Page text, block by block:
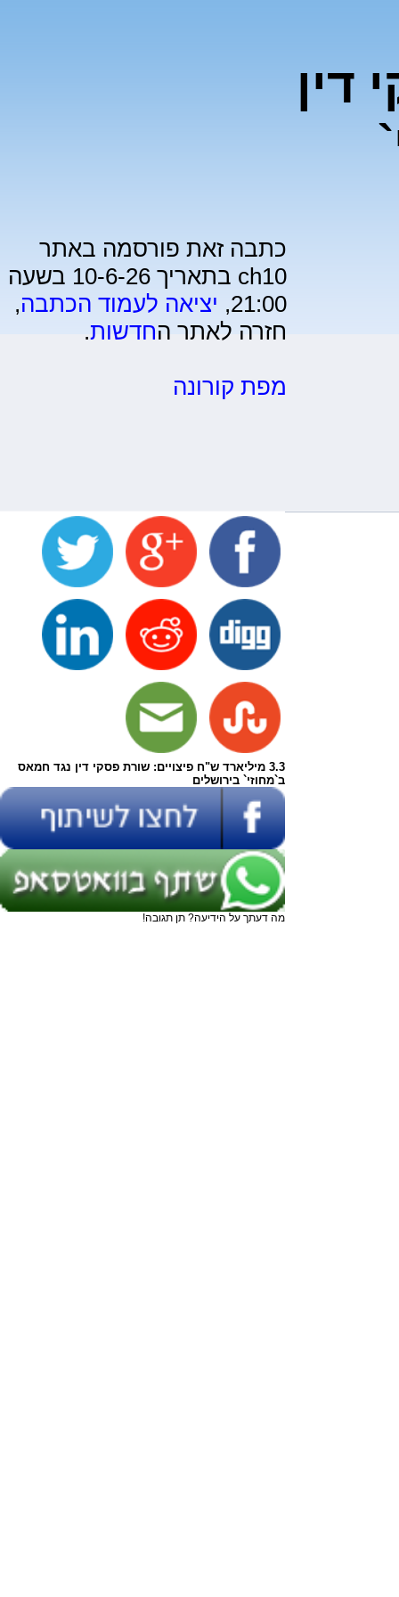
דין
כתבה זאת פורסמה באתר
ch10 בתאריך 10-6-26 בשעה
21:00, יציאה לעמוד הכתבה,
חזרה לאתר החדשות.
מפת קורונה
3.3 מיליארד ש"ח פיצויים: שורת פסקי דין נגד חמאס
ב`מחוזי` בירושלים
מה דעתך על הידיעה? תן תגובה!